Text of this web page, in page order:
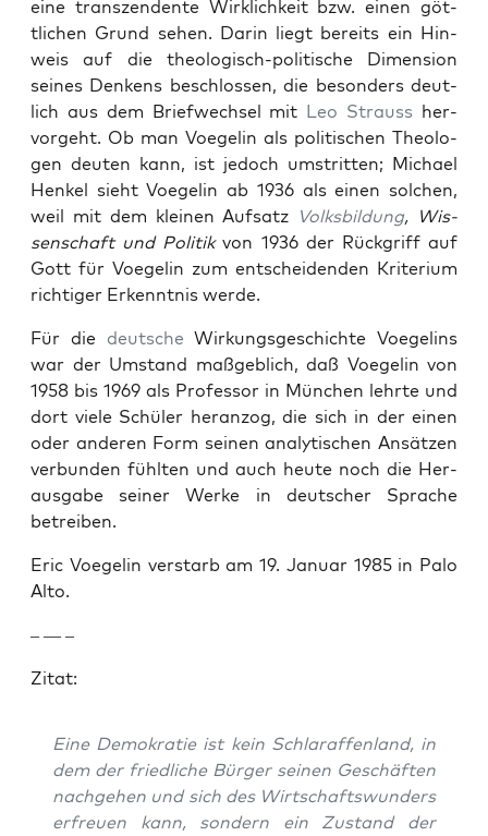
eine tran­szen­dente Wirk­lichkeit bzw. einen göt­
tlichen Grund sehen. Darin liegt bere­its ein Hin­
weis auf die the­ol­o­gisch-poli­tis­che Dimen­sion
seines Denkens beschlossen, die beson­ders deut­
lich aus dem Briefwech­sel mit Leo Strauss her­
vorge­ht. Ob man Voegelin als poli­tis­chen The­olo­
gen deuten kann, ist jedoch umstrit­ten; Michael
Henkel sieht Voegelin ab 1936 als einen solchen,
weil mit dem kleinen Auf­satz Volks­bil­dung, Wis­
senschaft und Poli­tikvon 1936 der Rück­griff auf
Gott für Voegelin zum entschei­den­den Kri­teri­um
richtiger Erken­nt­nis werde.
Für die deutsche Wirkungs­geschichte Voegelins
war der Umstand maßge­blich, daß Voegelin von
1958 bis 1969 als Pro­fes­sor in München lehrte und
dort viele Schüler her­an­zog, die sich in der einen
oder anderen Form seinen ana­lytis­chen Ansätzen
ver­bun­den fühlten und auch heute noch die Her­
aus­gabe sein­er Werke in deutsch­er Sprache
betreiben.
Eric Voegelin ver­starb am 19. Jan­u­ar 1985 in Palo
Alto.
– — –
Zitat:
Eine Demokratie ist kein Schlaraf­fen­land, in
dem der friedliche Bürg­er seinen Geschäften
nachge­hen und sich des Wirtschaftswun­ders
erfreuen kann, son­dern ein Zus­tand der